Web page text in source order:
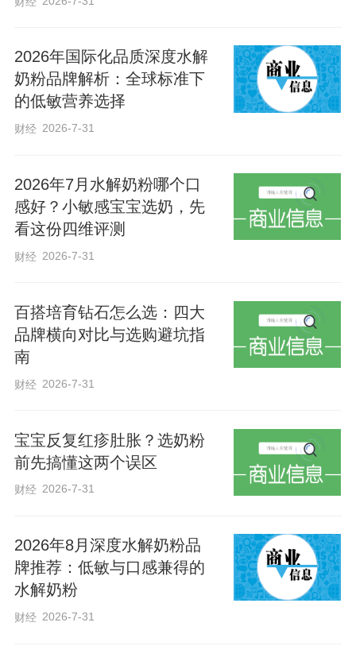
察，意义重大而深远。习近平总书记的重
要讲话对做好河北工作提出重要要求，为
我们提供了强大政治引领和科学行动指
南。省委十届十次全会，就全面学习贯彻
署。全市各级党组织和广大党员干部要把
学习贯彻习近平总书记重要讲话精神作为
重要政治任务，与学习贯彻习近平总书记
来，与学习贯彻习近平总书记关于树立和
践行正确政绩观的重要论述贯通起来，与
学习贯彻省委十届十次全会部署贯通起
来，坚定不移沿着习近平总书记指引的方
立”、坚决做到“两个维护”。
全会强调，要持续放大毗邻雄安优势，积
展。要深度融入雄安新区供应链，围绕“雄
安建设、衡水配套，雄安研发、衡水制
造”发展定位，推进全域对接服务雄安新
区，用好雄安未来之城场景汇。要推动雄
2026年国际化品质深度水解
奶粉品牌解析：全球标准下
的低敏营养选择
财经 2026-7-31
2026年7月水解奶粉哪个口
感好？小敏感宝宝选奶，先
看这份四维评测
财经 2026-7-31
百搭培育钻石怎么选：四大
品牌横向对比与选购避坑指
南
财经 2026-7-31
宝宝反复红疹肚胀？选奶粉
前先搞懂这两个误区
财经 2026-7-31
2026年8月深度水解奶粉品
牌推荐：低敏与口感兼得的
水解奶粉
财经 2026-7-31